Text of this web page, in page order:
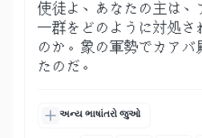
使徒よ、あなたの主は、
一群をどのように対処さ
のか。象の軍勢でカアバ
たのだ。
અન્ય ભાષાંતરો જુઓ